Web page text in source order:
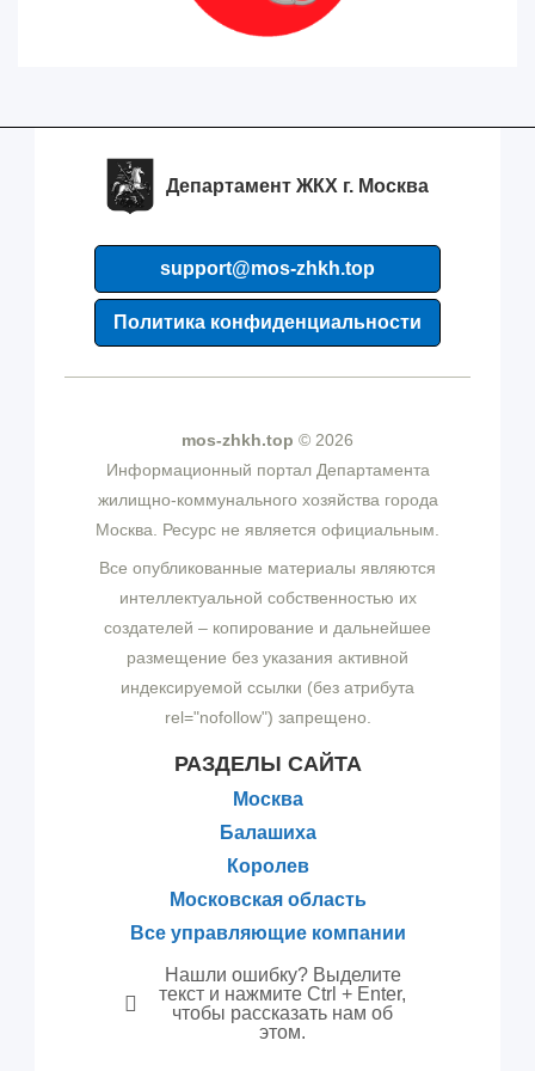
Департамент ЖКХ г. Москва
support@mos-zhkh.top
Политика конфиденциальности
mos-zhkh.top © 2026
Информационный портал Департамента
жилищно-коммунального хозяйства города
Москва. Ресурс не является официальным.
Все опубликованные материалы являются
интеллектуальной собственностью их
создателей – копирование и дальнейшее
размещение без указания активной
индексируемой ссылки (без атрибута
rel="nofollow") запрещено.
РАЗДЕЛЫ САЙТА
Москва
Балашиха
Королев
Московская область
Все управляющие компании
Нашли ошибку? Выделите
текст и нажмите Ctrl + Enter,
чтобы рассказать нам об
этом.